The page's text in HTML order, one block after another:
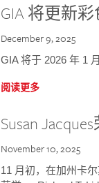
GIA 将更新
December 9, 2025
GIA 将于 2026 年 1
阅读更多
Susan
November 10, 2025
11 月初，在加州卡